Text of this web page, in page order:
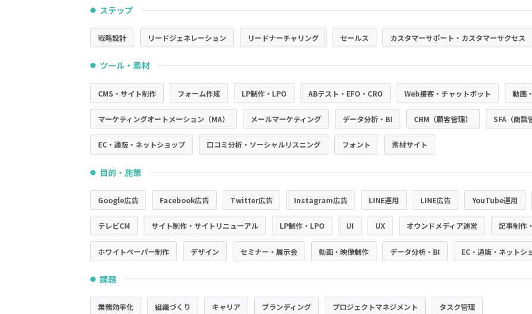
● ステップ
戦略設計 リードジェネレーション リードナーチャリング セールス カスタマーサポート・カスタマーサクセス
● ツール・素材
CMS・サイト制作 フォーム作成 LP制作・LPO ABテスト・EFO・CRO Web接客・チャットボット 動画
マーケティングオートメーション（MA） メールマーケティング データ分析・BI CRM（顧客管理） SFA（商談
EC・通販・ネットショップ 口コミ分析・ソーシャルリスニング フォント 素材サイト
● 目的・施策
Google広告 Facebook広告 Twitter広告 Instagram広告 LINE運用 LINE広告 YouTube運用
テレビCM サイト制作・サイトリニューアル LP制作・LPO UI UX オウンドメディア運営 記事制作
ホワイトペーパー制作 デザイン セミナー・展示会 動画・映像制作 データ分析・BI EC・通販・ネットシ
● 課題
業務効率化 組織づくり キャリア ブランディング プロジェクトマネジメント タスク管理